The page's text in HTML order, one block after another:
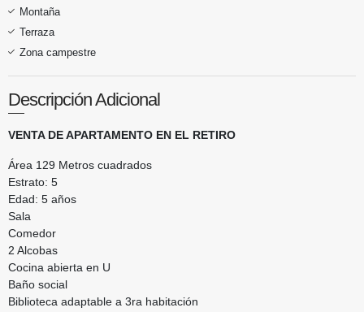
Montaña
Terraza
Zona campestre
Descripción Adicional
VENTA DE APARTAMENTO EN EL RETIRO
Área 129 Metros cuadrados
Estrato: 5
Edad: 5 años
Sala
Comedor
2 Alcobas
Cocina abierta en U
Baño social
Biblioteca adaptable a 3ra habitación